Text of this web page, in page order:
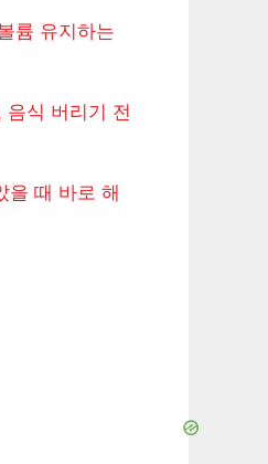
륨 유지하는
음식 버리기 전
을 때 바로 해